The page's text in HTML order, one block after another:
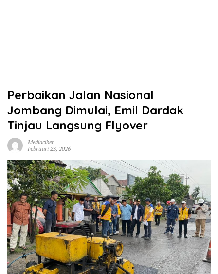
Perbaikan Jalan Nasional
Jombang Dimulai, Emil Dardak
Tinjau Langsung Flyover
Mediaciber
Februari 23, 2026